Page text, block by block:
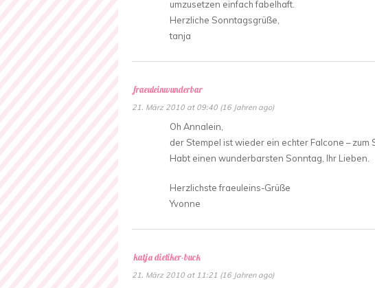
umzusetzen einfach fabelhaft.
Herzliche Sonntagsgrüße,
tanja
fraeuleinwunderbar
21. März 2010 at 09:40 (16 Jahren ago)
Oh Annalein,
der Stempel ist wieder ein echter Falcone – zum
Habt einen wunderbarsten Sonntag, Ihr Lieben.
Herzlichste fraeuleins-Grüße
Yvonne
katja dietiker-buck
21. März 2010 at 11:21 (16 Jahren ago)